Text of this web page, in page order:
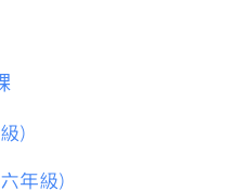
)
年級)